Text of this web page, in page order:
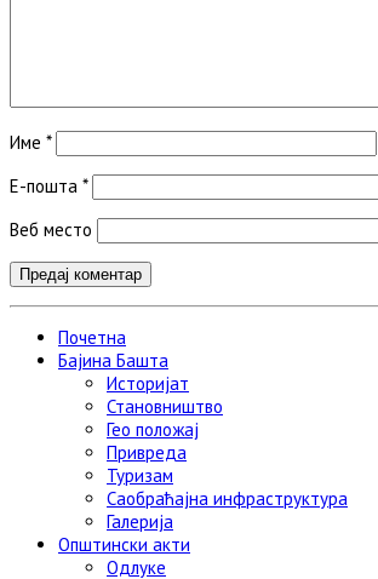
Име *
Е-пошта *
Веб место
Почетна
Бајина Башта
Историјат
Становништво
Гео положај
Привреда
Туризам
Саобраћајна инфраструктура
Галерија
Општински акти
Одлуке